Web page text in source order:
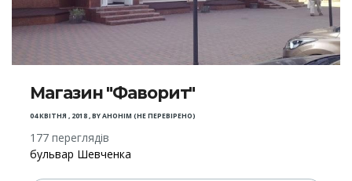
Магазин "Фаворит"
04 КВІТНЯ , 2018,BYАНОНІМ (НЕ ПЕРЕВІРЕНО)
177 переглядів
бульвар Шевченка